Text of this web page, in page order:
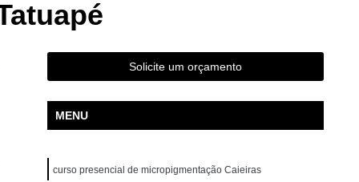
para Iniciantes Rio Grande da Serra
Curso de Pigmentação Capilar Ribeirão Pires
Capilar São Caetano do Sul
Micropigmentação Santo André
Capilar São Bernardo do Campo
Presencial Mauá
Micropigmentação Capilar 3d
Solicite um orçamento
MENU
curso presencial de micropigmentação Caieiras